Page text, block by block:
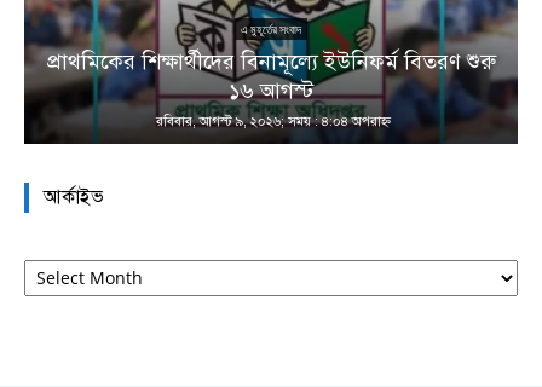
এ মুহূর্তের সংবাদ
প্রাথমিকের শিক্ষার্থীদের বিনামূল্যে ইউনিফর্ম বিতরণ শুরু
১৬ আগস্ট
রবিবার, আগস্ট ৯, ২০২৬; সময় : ৪:০৪ অপরাহ্ণ
আর্কাইভ
আর্কাইভ